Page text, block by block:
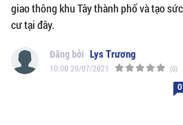
giao thông khu Tây thành phố và tạo
cư tại đây.
Lys Trương
10:00 29/07/2021 (0)
0